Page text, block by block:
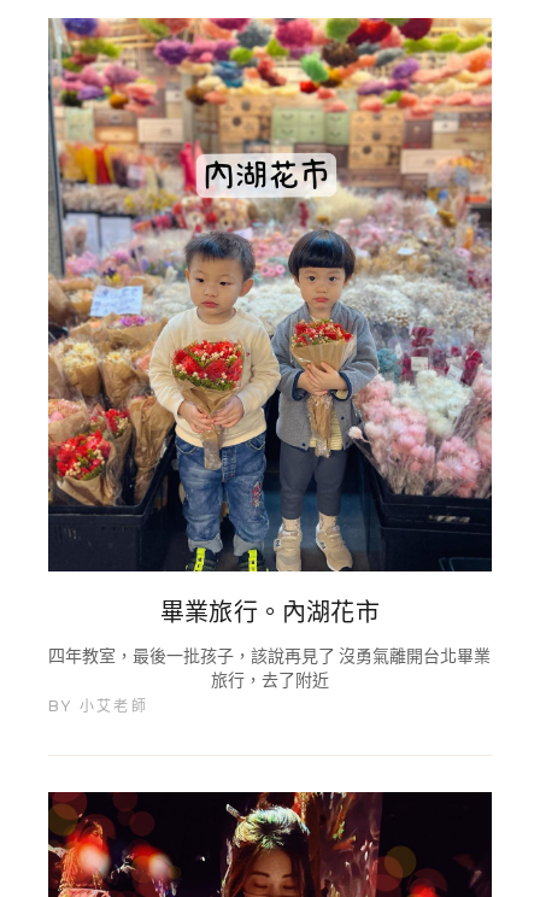
畢業旅行。內湖花市
四年教室，最後一批孩子，該說再見了 沒勇氣離開台北畢業
旅行，去了附近
BY 小艾老師